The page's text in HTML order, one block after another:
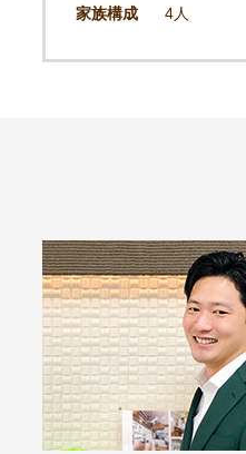
家族構成
4人